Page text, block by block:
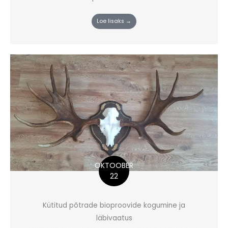
Loe lisaks →
OKTOOBER
22
Kütitud põtrade bioproovide kogumine ja
läbivaatus